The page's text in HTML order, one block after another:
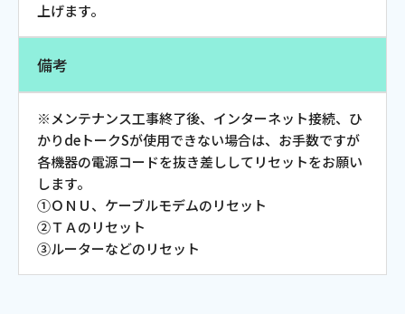
おトクなプラン
パンフレット・チラシ
会社案内
お知らせ
上げます。
備考
※メンテナンス工事終了後、インターネット接続、ひ
かりdeトークSが使用できない場合は、お手数ですが
各機器の電源コードを抜き差ししてリセットをお願い
します。
①ＯＮＵ、ケーブルモデムのリセット
②ＴＡのリセット
③ルーターなどのリセット